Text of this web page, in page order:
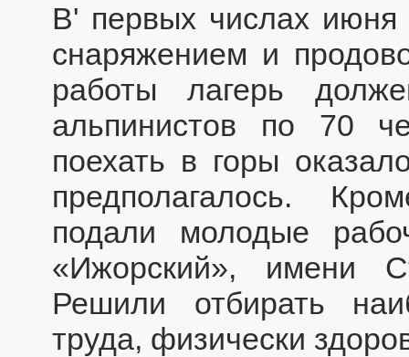
В' первых числах июня
снаряжением и
работы лагерь
альпинистов по 70
поехать в горы
предполагалось.
подали молодые
«Ижорский», имени
Решили отбирать
труда, физически